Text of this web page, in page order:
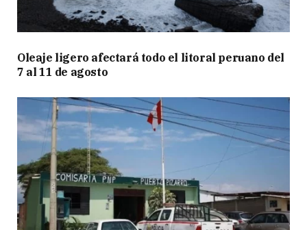
Oleaje ligero afectará todo el litoral peruano del
7 al 11 de agosto